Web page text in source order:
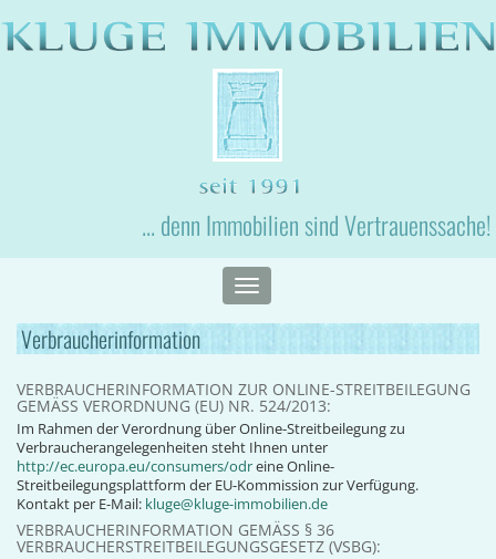
... denn Immobilien sind Vertrauenssache!
Toggle
navigation
Verbraucherinformation
VERBRAUCHERINFORMATION ZUR ONLINE-STREITBEILEGUNG
GEMÄSS VERORDNUNG (EU) NR. 524/2013:
Im Rahmen der Verordnung über Online-Streitbeilegung zu
Verbraucherangelegenheiten steht Ihnen unter
http://ec.europa.eu/consumers/odreine Online-
Streitbeilegungsplattform der EU-Kommission zur Verfügung.
Kontakt per E-Mail: kluge@kluge-immobilien.de
VERBRAUCHERINFORMATION GEMÄSS § 36 V
ERBRAUCHERSTREITBEILEGUNGSGESETZ (VSBG):